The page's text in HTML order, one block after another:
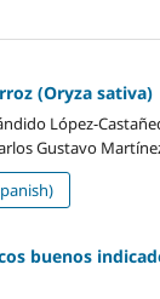
(Oryza sativa)
López-
Gustavo
buenos